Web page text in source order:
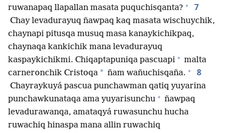
ruwanapaq llapallan masata puquchisqanta? + 7
Chay levadurayuq ñawpaq kaq masata wischuychik,
chaynapi pitusqa musuq masa kanaykichikpaq,
chaynaqa kankichik mana levadurayuq
kaspaykichikmi. Chiqaptapuniqa pascuapi + malta
carneronchik Cristoqa * ñam wañuchisqaña. + 8
Chayraykuyá pascua punchawman qatiq yuyarina
punchawkunataqa ama yuyarisunchu + ñawpaq
levadurawanqa, amataqyá ruwasunchu hucha
ruwachiq hinaspa mana allin ruwachiq